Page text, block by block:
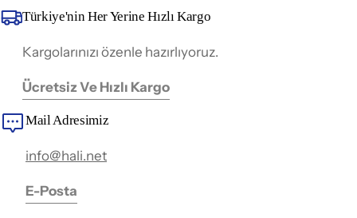
Türkiye'nin Her Yerine Hızlı Kargo
Kargolarınızı özenle hazırlıyoruz.
Ücretsiz Ve Hızlı Kargo
Mail Adresimiz
info@hali.net
E-Posta